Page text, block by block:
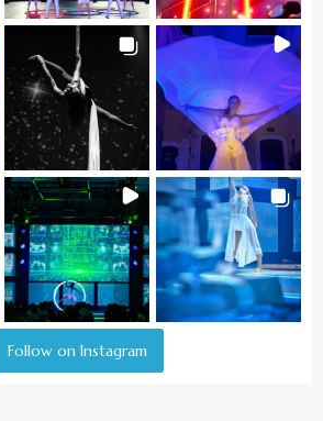
Follow on Instagram